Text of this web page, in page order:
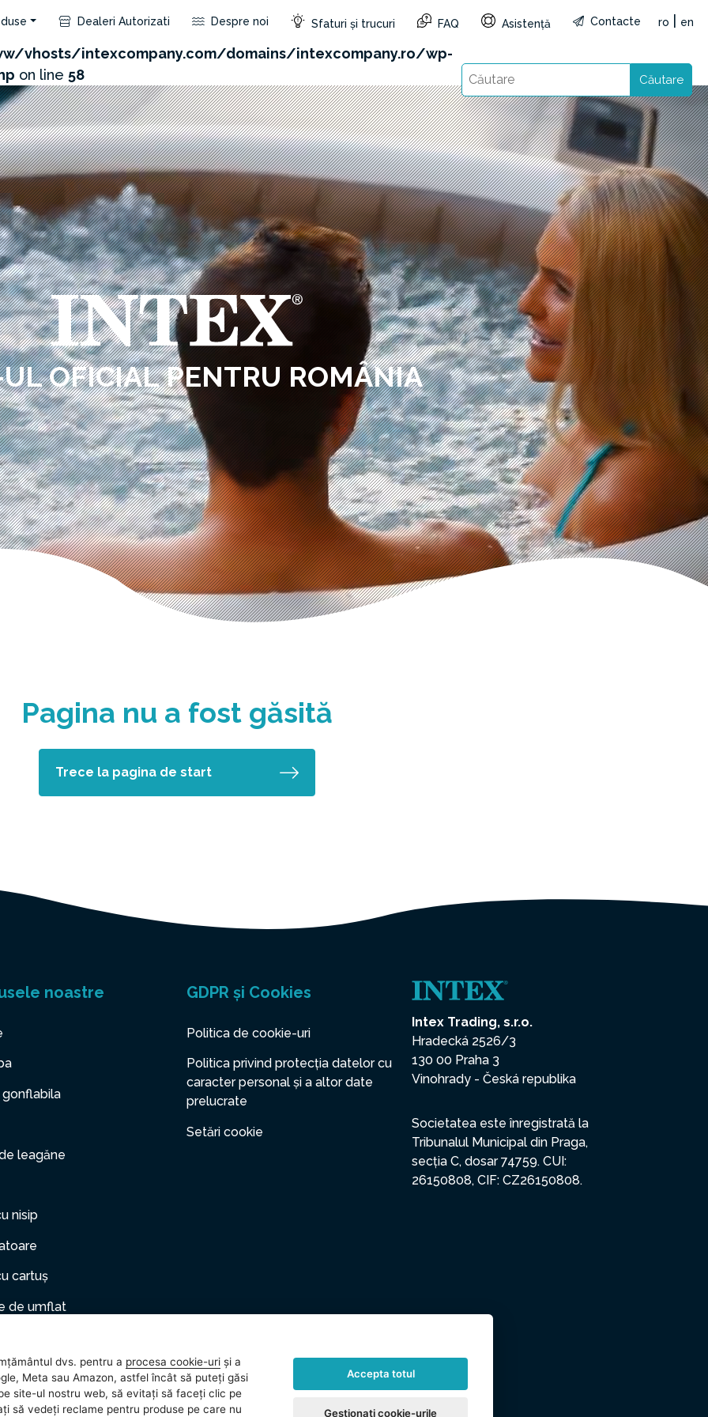
product/api.php?id=608&not_use_region=1&reg=RO&lang=ro): Failed to open stream: HTTP
vhosts/intexcompany.com/domains/intexcompany.ro/wp-
on line 58
Dealeri Autorizati Despre noi Sfaturi și trucuri FAQ Asistență Contacte ro en
Căutare
OFICIAL PENTRU ROMÂNIA
Pagina nu a fost găsită
Trece la pagina de start
noastre
leagăne
nisip
cartuș
de umflat
de companie
GDPR și Cookies
Politica de cookie-uri
Politica privind protecția datelor cu
caracter personal și a altor date
prelucrate
Setări cookie
Intex Trading, s.r.o.
Hradecká 2526/3
130 00 Praha 3
Vinohrady - Česká republika
Societatea este înregistrată la
Tribunalul Municipal din Praga,
secția C, dosar 74759. CUI:
26150808, CIF: CZ26150808.
dvs. pentru a procesa cookie-uri și a
Meta sau Amazon, astfel încât să puteți găsi
site-ul nostru web, să evitați să faceți clic pe
să vedeți reclame pentru produse pe care nu
Accepta totul
Gestionați cookie-urile